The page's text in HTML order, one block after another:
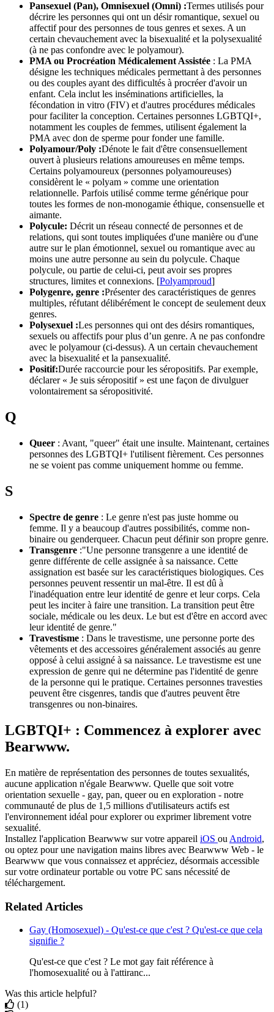
Pansexuel (Pan), Omnisexuel (Omni) :Termes utilisés pour
décrire les personnes qui ont un désir romantique, sexuel ou
affectif pour des personnes de tous genres et sexes. A un
certain chevauchement avec la bisexualité et la polysexualité
(à ne pas confondre avec le polyamour).
PMA ou Procréation Médicalement Assistée : La PMA
désigne les techniques médicales permettant à des personnes
ou des couples ayant des difficultés à procréer d'avoir un
enfant. Cela inclut les inséminations artificielles, la
fécondation in vitro (FIV) et d'autres procédures médicales
pour faciliter la conception. Certaines personnes LGBTQI+,
notamment les couples de femmes, utilisent également la
PMA avec don de sperme pour fonder une famille.
Polyamour/Poly :Dénote le fait d'être consensuellement
ouvert à plusieurs relations amoureuses en même temps.
Certains polyamoureux (personnes polyamoureuses)
considèrent le « polyam » comme une orientation
relationnelle. Parfois utilisé comme terme générique pour
toutes les formes de non-monogamie éthique, consensuelle et
aimante.
Polycule: Décrit un réseau connecté de personnes et de
relations, qui sont toutes impliquées d'une manière ou d'une
autre sur le plan émotionnel, sexuel ou romantique avec au
moins une autre personne au sein du polycule. Chaque
polycule, ou partie de celui-ci, peut avoir ses propres
structures, limites et connexions. [Polyamproud]
Polygenre, genre :Présenter des caractéristiques de genres
multiples, réfutant délibérément le concept de seulement deux
genres.
Polysexuel :Les personnes qui ont des désirs romantiques,
sexuels ou affectifs pour plus d’un genre. A ne pas confondre
avec le polyamour (ci-dessus). A un certain chevauchement
avec la bisexualité et la pansexualité.
Positif:Durée raccourcie pour les séropositifs. Par exemple,
déclarer « Je suis séropositif » est une façon de divulguer
volontairement sa séropositivité.
Q
Queer : Avant, "queer" était une insulte. Maintenant, certaines
personnes des LGBTQI+ l'utilisent fièrement. Ces personnes
ne se voient pas comme uniquement homme ou femme.
S
Spectre de genre : Le genre n'est pas juste homme ou
femme. Il y a beaucoup d'autres possibilités, comme non-
binaire ou genderqueer. Chacun peut définir son propre genre.
Transgenre :"Une personne transgenre a une identité de
genre différente de celle assignée à sa naissance. Cette
assignation est basée sur les caractéristiques biologiques. Ces
personnes peuvent ressentir un mal-être. Il est dû à
l'inadéquation entre leur identité de genre et leur corps. Cela
peut les inciter à faire une transition. La transition peut être
sociale, médicale ou les deux. Le but est d'être en accord avec
leur identité de genre."
Travestisme : Dans le travestisme, une personne porte des
vêtements et des accessoires généralement associés au genre
opposé à celui assigné à sa naissance. Le travestisme est une
expression de genre qui ne détermine pas l'identité de genre
de la personne qui le pratique. Certaines personnes travesties
peuvent être cisgenres, tandis que d'autres peuvent être
transgenres ou non-binaires.
LGBTQI+ : Commencez à explorer avec
Bearwww.
En matière de représentation des personnes de toutes sexualités,
aucune application n'égale Bearwww. Quelle que soit votre
orientation sexuelle - gay, pan, queer ou en exploration - notre
communauté de plus de 1,5 millions d'utilisateurs actifs est
l'environnement idéal pour explorer ou exprimer librement votre
sexualité.
Installez l'application Bearwww sur votre appareil iOS ou Android,
ou optez pour une navigation mains libres avec Bearwww Web - le
Bearwww que vous connaissez et appréciez, désormais accessible
sur votre ordinateur portable ou votre PC sans nécessité de
téléchargement.
Related Articles
Gay (Homosexuel) - Qu'est-ce que c'est ? Qu'est-ce que cela
signifie ?
Qu'est-ce que c'est ? Le mot gay fait référence à
l'homosexualité ou à l'attiranc...
Was this article helpful?
(1)